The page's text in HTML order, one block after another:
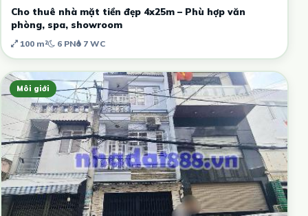
Cho thuê nhà mặt tiền đẹp 4x25m – Phù hợp văn
phòng, spa, showroom
100 m² 6 PN 7 WC
Môi giới